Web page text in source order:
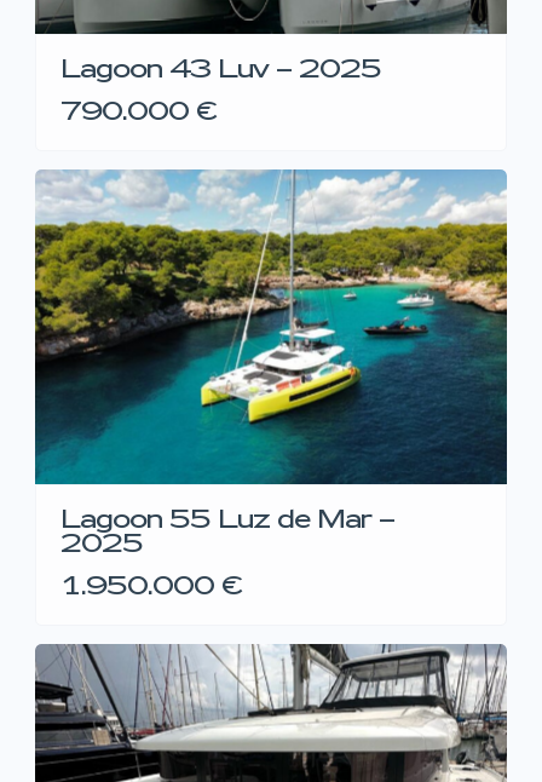
Lagoon 43 Luv – 2025
790.000 €
Lagoon 55 Luz de Mar –
2025
1.950.000 €